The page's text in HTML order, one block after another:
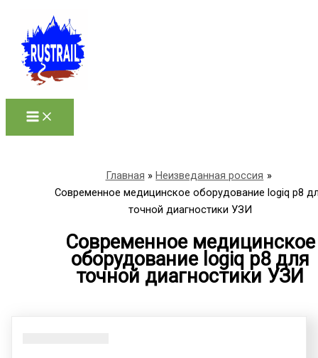
содержимому
Главная
Неизведанная россия
Современное медицинское оборудование logiq p8
точной диагностики УЗИ
Современное медицинское
оборудование logiq p8 для
точной диагностики УЗИ